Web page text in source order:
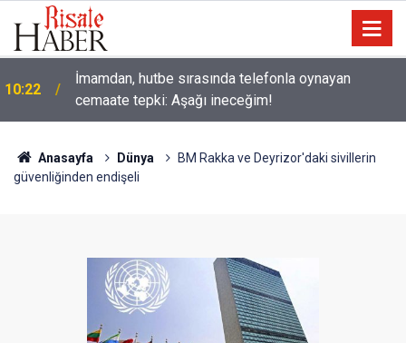
10:22
İmamdan, hutbe sırasında telefonla oynayan
cemaate tepki: Aşağı ineceğim!
Anasayfa Dünya
BM Rakka ve Deyrizor'daki sivillerin
güvenliğinden endişeli